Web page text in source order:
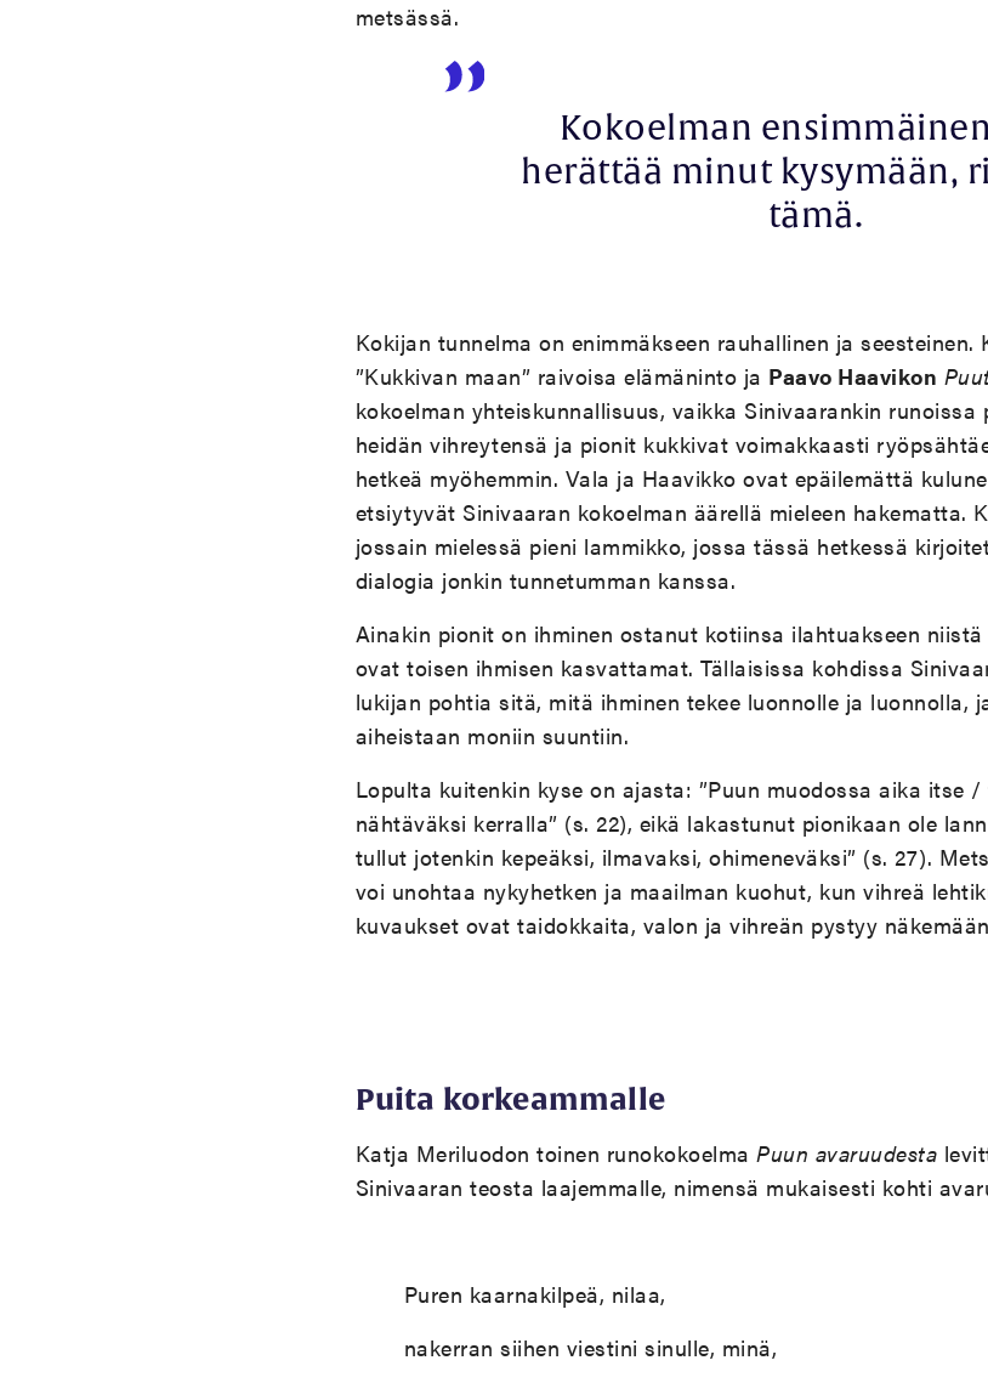
metsässä.
Kokoelman
herättää minut kysymään,
tämä.
Kokijan tunnelma on enimmäkseen rauhallinen ja seesteinen.
”Kukkivan maan” raivoisa elämäninto ja Paavo Haavikon
kokoelman yhteiskunnallisuus, vaikka Sinivaarankin
heidän vihreytensä ja pionit kukkivat voimakkaasti
hetkeä myöhemmin. Vala ja Haavikko ovat epäilemättä
etsiytyvät Sinivaaran kokoelman äärellä mieleen hakematta.
jossain mielessä pieni lammikko, jossa tässä hetkessä
dialogia jonkin tunnetumman kanssa.
Ainakin pionit on ihminen ostanut kotiinsa ilahtuakseen
ovat toisen ihmisen kasvattamat. Tällaisissa kohdissa
lukijan pohtia sitä, mitä ihminen tekee luonnolle ja luonnolla,
aiheistaan moniin suuntiin.
Lopulta kuitenkin kyse on ajasta: ”Puun muodossa aika itse
nähtäväksi kerralla” (s. 22), eikä lakastunut pionikaan ole
tullut jotenkin kepeäksi, ilmavaksi, ohimeneväksi” (s. 27).
voi unohtaa nykyhetken ja maailman kuohut, kun vihreä
kuvaukset ovat taidokkaita, valon ja vihreän pystyy
Puita korkeammalle
Katja Meriluodon toinen runokokoelma Puun avaruudesta
Sinivaaran teosta laajemmalle, nimensä mukaisesti kohti
Puren kaarnakilpeä, nilaa,
nakerran siihen viestini sinulle, minä,